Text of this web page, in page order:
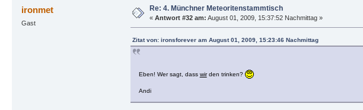
ironmet
Gast
Re: 4. Münchner Meteoritenstammtisch
« Antwort #32 am: August 01, 2009, 15:37:52 Nachmittag »
Zitat von: ironsforever am August 01, 2009, 15:23:46 Nachmittag
Eben! Wer sagt, dass wirden trinken?
Andi